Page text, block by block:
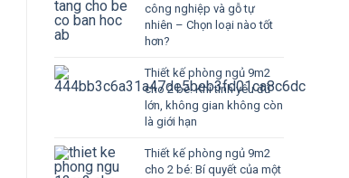
công nghiệp và gỗ tự
nhiên – Chọn loại nào tốt
hơn?
Thiết kế phòng ngủ 9m2
cho 2 bé: Khi tình yêu đủ
lớn, không gian không còn
là giới hạn
Thiết kế phòng ngủ 9m2
cho 2 bé: Bí quyết của một